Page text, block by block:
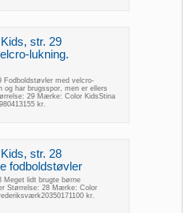
str. 29
lukning.
Fodboldstøvler med velcro-
har brugsspor, men er ellers
29 Mærke: Color KidsStina
kr.
str. 28
fodboldstøvler
Meget lidt brugte børne
Størrelse: 28 Mærke: Color
kr.